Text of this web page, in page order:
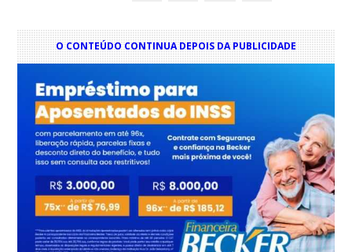
O CONTEÚDO CONTINUA DEPOIS DA PUBLICIDADE